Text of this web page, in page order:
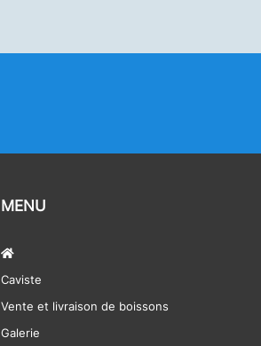
MENU
Caviste
Vente et livraison de boissons
Galerie